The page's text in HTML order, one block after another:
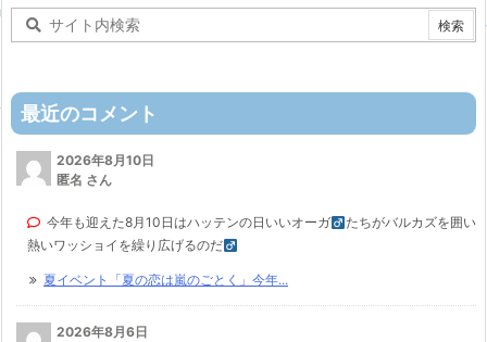
最近のコメント
2026年8月10日
匿名 さん
今年も迎えた8月10日はハッテンの日いいオーガ
たちがバルカズを囲い
熱いワッショイを繰り広げるのだ
夏イベント「夏の恋は嵐のごとく」今年...
2026年8月6日